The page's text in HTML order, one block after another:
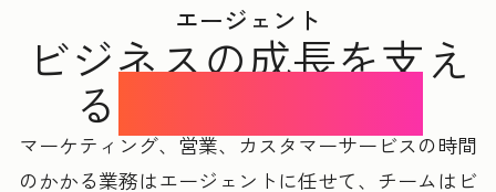
エージェント
ビジネスの成長を支え
る
マーケティング、営業、カスタマーサービスの時間
のかかる業務はエージェントに任せて、チームはビ